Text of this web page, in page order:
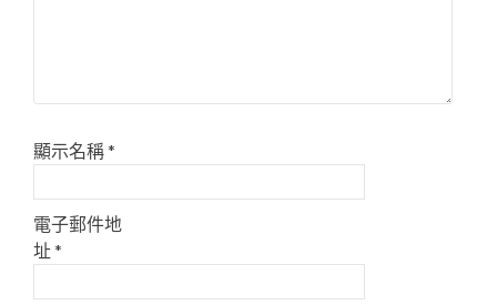
顯示名稱*
電子郵件地
址*